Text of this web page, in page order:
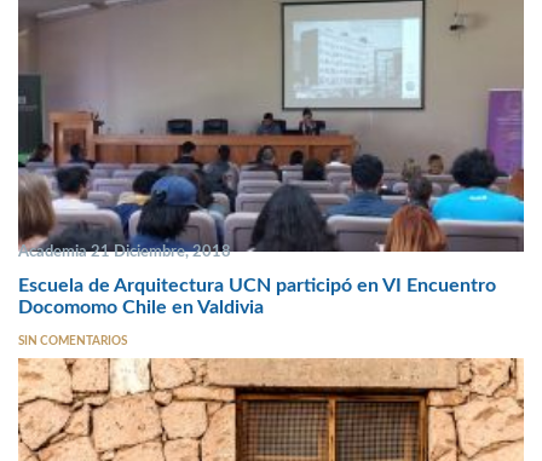
Academia 21 Diciembre, 2018
Escuela de Arquitectura UCN participó en VI Encuentro
Docomomo Chile en Valdivia
SIN COMENTARIOS